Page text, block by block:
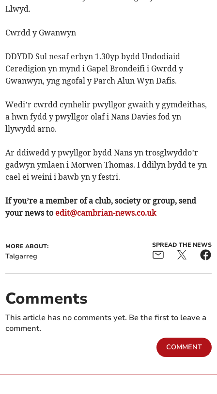
Llwyd.
Cwrdd y Gwanwyn
DDYDD Sul nesaf erbyn 1.30yp bydd Undodiaid
Ceredigion yn mynd i Gapel Brondeifi i Gwrdd y
Gwanwyn, yng ngofal y Parch Alun Wyn Dafis.
Wedi’r cwrdd cynhelir pwyllgor gwaith y gymdeithas,
a hwn fydd y pwyllgor olaf i Nans Davies fod yn
llywydd arno.
Ar ddiwedd y pwyllgor bydd Nans yn trosglwyddo’r
gadwyn ymlaen i Morwen Thomas. I ddilyn bydd te yn
cael ei weini i bawb yn y festri.
If you’re a member of a club, society or group, send
your news to edit@cambrian-news.co.uk
MORE ABOUT:
Talgarreg
SPREAD THE NEWS
Comments
This article has no comments yet. Be the first to leave a
comment.
COMMENT